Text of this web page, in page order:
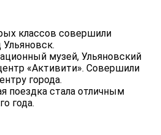
классов совершили
музей, Ульяновский
«Активити». Совершили
города.
поездка стала отличным
года.